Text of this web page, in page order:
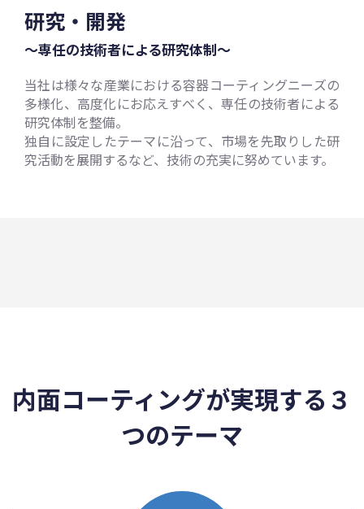
研究・開発
～専任の技術者による研究体制～
当社は様々な産業における容器コーティングニーズの
多様化、高度化にお応えすべく、専任の技術者による
研究体制を整備。
独自に設定したテーマに沿って、市場を先取りした研
究活動を展開するなど、技術の充実に努めています。
内面コーティングが実現する３
つのテーマ